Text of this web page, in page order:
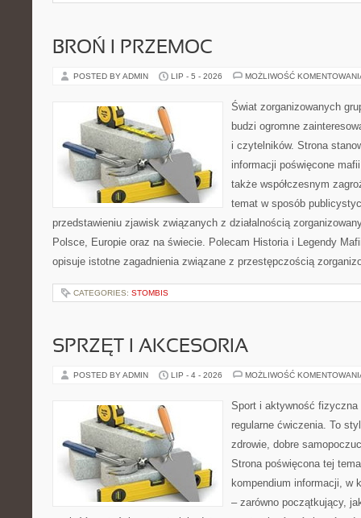
BROŃ I PRZEMOC
POSTED BY ADMIN LIP - 5 - 2026 MOŻLIWOŚĆ
Świat zorganizowanych
budzi ogromne
i czytelników. Strona
informacji poświęcone
także współczesnym
temat w sposób
przedstawieniu zjawisk związanych z działalnością
Polsce, Europie oraz na świecie. Polecam Historia i Legendy
opisuje istotne zagadnienia związane z przestępczością
CATEGORIES: STOMBIS
SPRZĘT I AKCESORIA
POSTED BY ADMIN LIP - 4 - 2026 MOŻLIWOŚĆ
Sport i aktywność
regularne ćwiczenia. To
zdrowie, dobre
Strona poświęcona tej
kompendium informacji, w
– zarówno początkujący,